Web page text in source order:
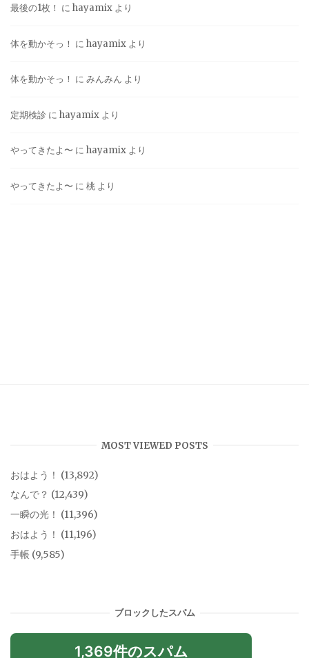
最後の1枚！ に hayamix より
体を動かそっ！ に hayamix より
体を動かそっ！ に みんみん より
定期検診 に hayamix より
やってきたよ〜 に hayamix より
やってきたよ〜 に 桃 より
MOST VIEWED POSTS
おはよう！ (13,892)
なんで？ (12,439)
一瞬の光！ (11,396)
おはよう！ (11,196)
手帳 (9,585)
ブロックしたスパム
1,369件のスパム